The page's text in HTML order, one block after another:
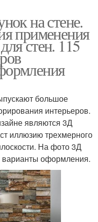
на стене.
применения
стен. 115
большое
интерьеров.
являются 3Д
иллюзию трехмерного
На фото 3Д
варианты оформления.